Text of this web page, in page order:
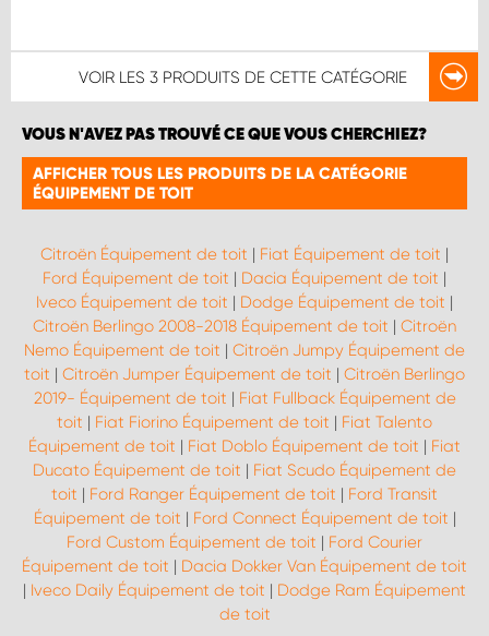
VOIR LES 3 PRODUITS DE CETTE CATÉGORIE
VOUS N'AVEZ PAS TROUVÉ CE QUE VOUS CHERCHIEZ?
AFFICHER TOUS LES PRODUITS DE LA CATÉGORIE
ÉQUIPEMENT DE TOIT
Citroën Équipement de toit | Fiat Équipement de toit |
Ford Équipement de toit | Dacia Équipement de toit |
Iveco Équipement de toit | Dodge Équipement de toit |
Citroën Berlingo 2008-2018 Équipement de toit | Citroën
Nemo Équipement de toit | Citroën Jumpy Équipement de
toit | Citroën Jumper Équipement de toit | Citroën Berlingo
2019- Équipement de toit | Fiat Fullback Équipement de
toit | Fiat Fiorino Équipement de toit | Fiat Talento
Équipement de toit | Fiat Doblo Équipement de toit | Fiat
Ducato Équipement de toit | Fiat Scudo Équipement de
toit | Ford Ranger Équipement de toit | Ford Transit
Équipement de toit | Ford Connect Équipement de toit |
Ford Custom Équipement de toit | Ford Courier
Équipement de toit | Dacia Dokker Van Équipement de toit
| Iveco Daily Équipement de toit | Dodge Ram Équipement
de toit